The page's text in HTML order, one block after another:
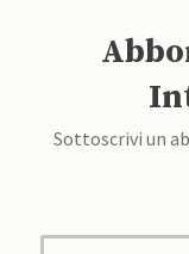
Sottoscrivi un